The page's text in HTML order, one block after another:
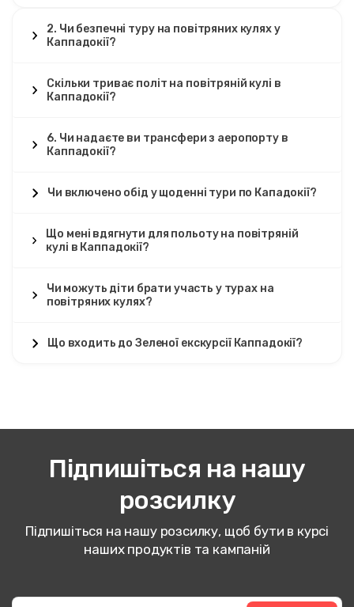
2. Чи безпечні туру на повітряних кулях у
Каппадокії?
Скільки триває політ на повітряній кулі в
Каппадокії?
6. Чи надаєте ви трансфери з аеропорту в
Каппадокії?
Чи включено обід у щоденні тури по Кападокії?
Що мені вдягнути для польоту на повітряній
кулі в Каппадокії?
Чи можуть діти брати участь у турах на
повітряних кулях?
Що входить до Зеленої екскурсії Каппадокії?
Підпишіться на нашу
розсилку
Підпишіться на нашу розсилку, щоб бути в курсі
наших продуктів та кампаній